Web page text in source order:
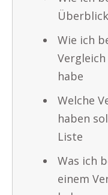
Wie ich
habe
Welche
haben
Liste
Was ich
einem